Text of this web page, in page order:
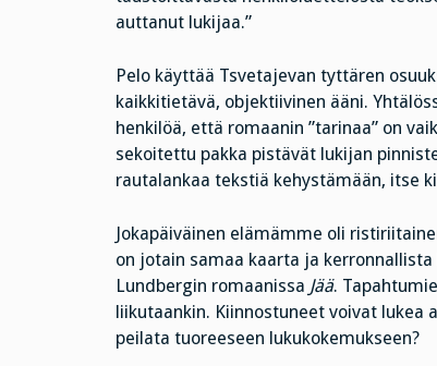
auttanut lukijaa.”
Pelo käyttää Tsvetajevan tyttären
kaikkitietävä, objektiivinen ääni.
henkilöä, että romaanin ”tarinaa” on
sekoitettu pakka pistävät lukijan
rautalankaa tekstiä kehystämään, itse
Jokapäiväinen elämämme oli
on jotain samaa kaarta ja
Lundbergin romaanissa Jää.
liikutaankin. Kiinnostuneet voivat lukea
peilata tuoreeseen lukukokemukseen?